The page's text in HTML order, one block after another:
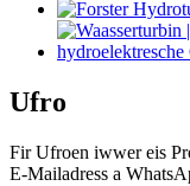
Ufro
Fir Ufroen iwwer eis
E-Mailadress a